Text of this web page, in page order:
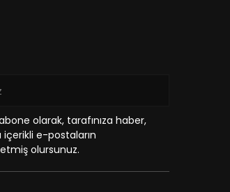
olarak, tarafınıza haber,
e-postaların
olursunuz.